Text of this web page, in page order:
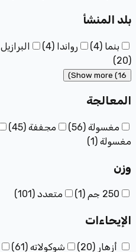
بلد المنشأ
بنما (
4
) رواندا (
4
) البرازيل
(
20
)
Show more (16)
المعالجة
مغسولة (
56
) مجففة (
45
)
مغسولة (
1
)
وزن
250 جم (
1
) متعدد (
101
)
الإيحاءات
أزهار (
20
) شوكولاته (
61
)